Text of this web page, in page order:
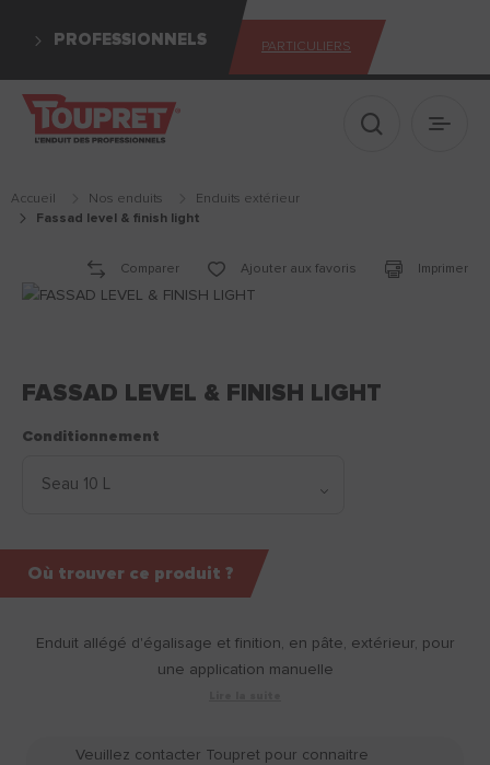
PROFESSIONNELS PARTICULIERS
Afficher le
Accueil Nos enduits
enduits extérieur
fassad level & finish light
Comparer Ajouter aux favoris Imprimer
FASSAD LEVEL & FINISH LIGHT
Enduit allégé d'égalisage et finition, en pâte, extérieur, pour
une application manuelle
Conditionnement
Veuillez contacter Toupret pour connaitre
Où trouver ce produit ?